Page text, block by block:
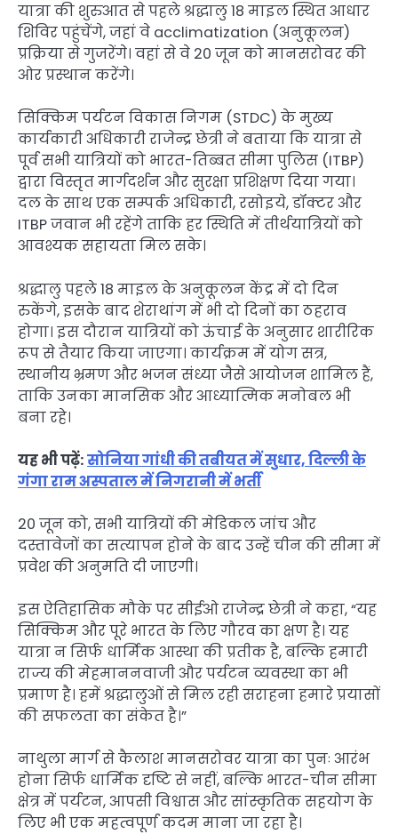
यात्रा की शुरुआत से पहले श्रद्धालु 18 माइल स्थित आधार
शिविर पहुंचेंगे, जहां वे acclimatization (अनुकूलन)
प्रक्रिया से गुजरेंगे। वहां से वे 20 जून को मानसरोवर की
ओर प्रस्थान करेंगे।
सिक्किम पर्यटन विकास निगम (STDC) के मुख्य
कार्यकारी अधिकारी राजेन्द्र छेत्री ने बताया कि यात्रा से
पूर्व सभी यात्रियों को भारत-तिब्बत सीमा पुलिस (ITBP)
द्वारा विस्तृत मार्गदर्शन और सुरक्षा प्रशिक्षण दिया गया।
दल के साथ एक सम्पर्क अधिकारी, रसोइये, डॉक्टर और
ITBP जवान भी रहेंगे ताकि हर स्थिति में तीर्थयात्रियों को
आवश्यक सहायता मिल सके।
श्रद्धालु पहले 18 माइल के अनुकूलन केंद्र में दो दिन
रुकेंगे, इसके बाद शेराथांग में भी दो दिनों का ठहराव
होगा। इस दौरान यात्रियों को ऊंचाई के अनुसार शारीरिक
रूप से तैयार किया जाएगा। कार्यक्रम में योग सत्र,
स्थानीय भ्रमण और भजन संध्या जैसे आयोजन शामिल हैं,
ताकि उनका मानसिक और आध्यात्मिक मनोबल भी
बना रहे।
यह भी पढ़ें:सोनिया गांधी की तबीयत में सुधार, दिल्ली के
गंगा राम अस्पताल में निगरानी में भर्ती
20 जून को, सभी यात्रियों की मेडिकल जांच और
दस्तावेजों का सत्यापन होने के बाद उन्हें चीन की सीमा में
प्रवेश की अनुमति दी जाएगी।
इस ऐतिहासिक मौके पर सीईओ राजेन्द्र छेत्री ने कहा, “यह
सिक्किम और पूरे भारत के लिए गौरव का क्षण है। यह
यात्रा न सिर्फ धार्मिक आस्था की प्रतीक है, बल्कि हमारी
राज्य की मेहमाननवाजी और पर्यटन व्यवस्था का भी
प्रमाण है। हमें श्रद्धालुओं से मिल रही सराहना हमारे प्रयासों
की सफलता का संकेत है।”
नाथुला मार्ग से कैलाश मानसरोवर यात्रा का पुनः आरंभ
होना सिर्फ धार्मिक दृष्टि से नहीं, बल्कि भारत-चीन सीमा
क्षेत्र में पर्यटन, आपसी विश्वास और सांस्कृतिक सहयोग के
लिए भी एक महत्वपूर्ण कदम माना जा रहा है।